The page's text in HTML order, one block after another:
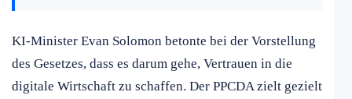
KI-Minister Evan Solomon betonte bei der Vorstellung
des Gesetzes, dass es darum gehe, Vertrauen in die
digitale Wirtschaft zu schaffen. Der PPCDA zielt gezielt